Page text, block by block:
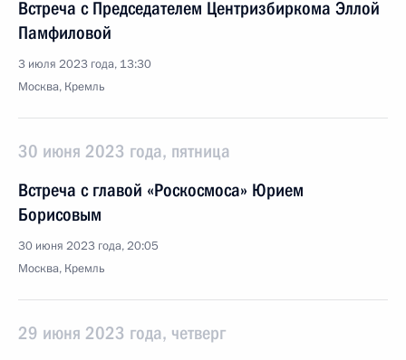
Встреча с Председателем Центризбиркома Эллой
Памфиловой
3 июля 2023 года, 13:30
Москва, Кремль
30 июня 2023 года, пятница
Встреча с главой «Роскосмоса» Юрием
Борисовым
30 июня 2023 года, 20:05
Москва, Кремль
29 июня 2023 года, четверг